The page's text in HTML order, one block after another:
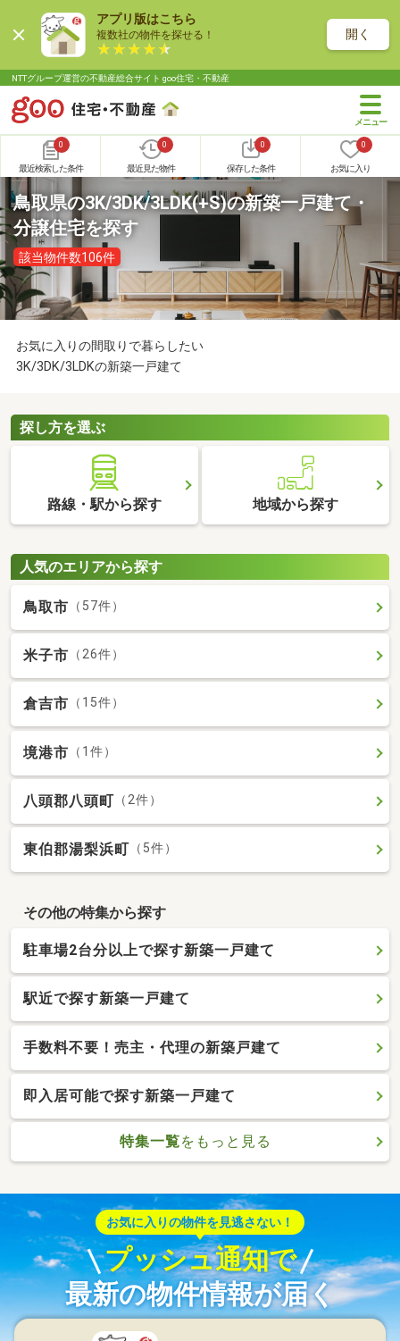
アプリ版はこちら
複数社の物件を探せる！ 開く
NTTグループ運営の不動産総合サイト goo住宅・不動産
0
最近検索した条件
0
最近見た物件
0
保存した条件
0
お気に入り
鳥取県の3K/3DK/3LDK(+S)の新築一戸建て・
分譲住宅を探す
該当物件数106件
お気に入りの間取りで暮らしたい
3K/3DK/3LDKの新築一戸建て
探し方を選ぶ
路線・駅から探す 地域から探す
人気のエリアから探す
鳥取市 （57件）
米子市 （26件）
倉吉市 （15件）
境港市 （1件）
八頭郡八頭町 （2件）
東伯郡湯梨浜町 （5件）
その他の特集から探す
駐車場2台分以上で探す新築一戸建て
駅近で探す新築一戸建て
手数料不要！売主・代理の新築戸建て
即入居可能で探す新築一戸建て
特集一覧をもっと見る
お気に入りの物件を見逃さない！
プッシュ通知で
最新の物件情報が届く